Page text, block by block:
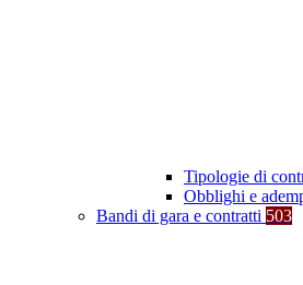
Tipologie di
Obblighi e
Bandi di gara e contratti 503